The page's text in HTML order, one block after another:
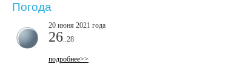
Погода
20 июня 2021 года
26 ..28
подробнее>>